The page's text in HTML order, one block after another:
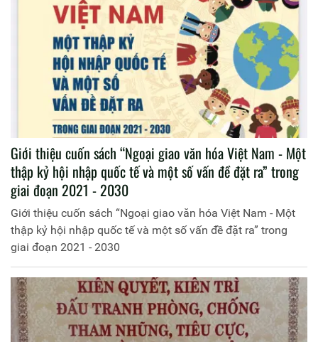
Giới thiệu cuốn sách “Ngoại giao văn hóa Việt Nam - Một
thập kỷ hội nhập quốc tế và một số vấn đề đặt ra” trong
giai đoạn 2021 - 2030
Giới thiệu cuốn sách “Ngoại giao văn hóa Việt Nam - Một
thập kỷ hội nhập quốc tế và một số vấn đề đặt ra” trong
giai đoạn 2021 - 2030